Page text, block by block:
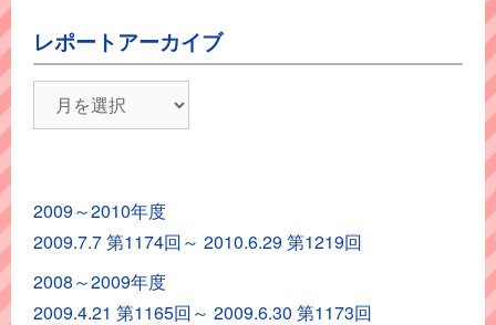
レポートアーカイブ
ポ
ア
ー
カ
イ
2009～2010年度
2009.7.7 第1174回～ 2010.6.29 第1219回
2008～2009年度
2009.4.21 第1165回～ 2009.6.30 第1173回